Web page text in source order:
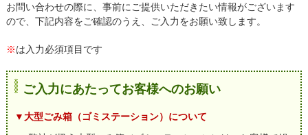
お問い合わせの際に、事前にご提供いただきたい情報がございます
ので、下記内容をご確認のうえ、ご入力をお願い致します。
※は入力必須項目です
ご入力にあたってお客様へのお願い
▼大型ごみ箱（ゴミステーション）について